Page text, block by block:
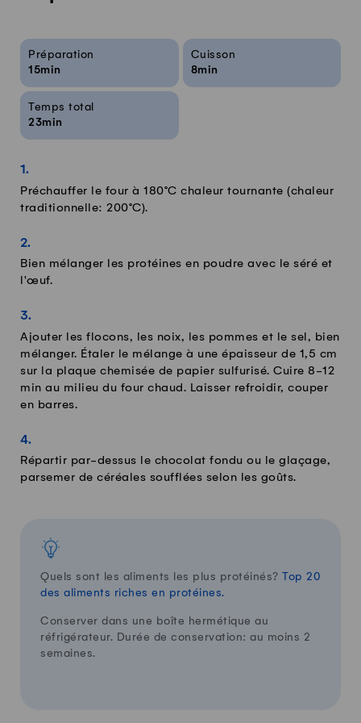
Infos sur la recette
Préparation
15min
Cuisson
8min
Temps total
23min
Préchauffer le four à 180°C chaleur tournante (chaleur
traditionnelle: 200°C).
Bien mélanger les protéines en poudre avec le séré et
l'œuf.
Ajouter les flocons, les noix, les pommes et le sel, bien
mélanger. Étaler le mélange à une épaisseur de 1,5 cm
sur la plaque chemisée de papier sulfurisé. Cuire 8-12
min au milieu du four chaud. Laisser refroidir, couper
en barres.
Répartir par-dessus le chocolat fondu ou le glaçage,
parsemer de céréales soufflées selon les goûts.
Quels sont les aliments les plus protéinés? Top 20
des aliments riches en protéines.
Conserver dans une boîte hermétique au
réfrigérateur. Durée de conservation: au moins 2
semaines.